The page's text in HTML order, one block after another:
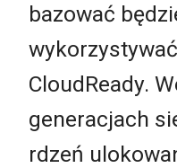
bazować
CloudReady.
generacjach
rdzeń